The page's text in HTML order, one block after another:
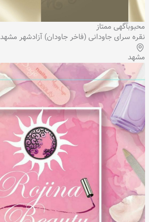
محبوبآگهی ممتاز
نقره سرای جاودانی (فاخر جاودان) آزادشهر مشهد
مشهد